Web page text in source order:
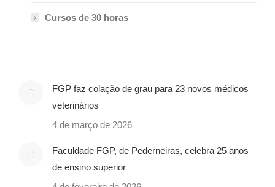
Cursos de 30 horas
FGP faz colação de grau para 23 novos médicos
veterinários
4 de março de 2026
Faculdade FGP, de Pederneiras, celebra 25 anos
de ensino superior